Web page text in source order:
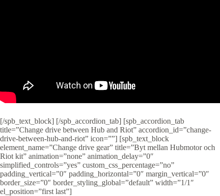
[/spb_text_block] [/spb_accordion_tab] [spb_accordion_tab
title=”Change drive between Hub and Riot” accordion_id=”change-
drive-between-hub-and-riot” icon=””] [spb_text_block
element_name=”Change drive gear” title=”Byt mellan Hubmotor och
Riot kit” animation=”none” animation_delay=”0″
simplified_controls=”yes” custom_css_percentage=”no”
padding_vertical=”0″ padding_horizontal=”0″ margin_vertical=”0″
border_size=”0″ border_styling_global=”default” width=”1/1″
el_position=”first last”]